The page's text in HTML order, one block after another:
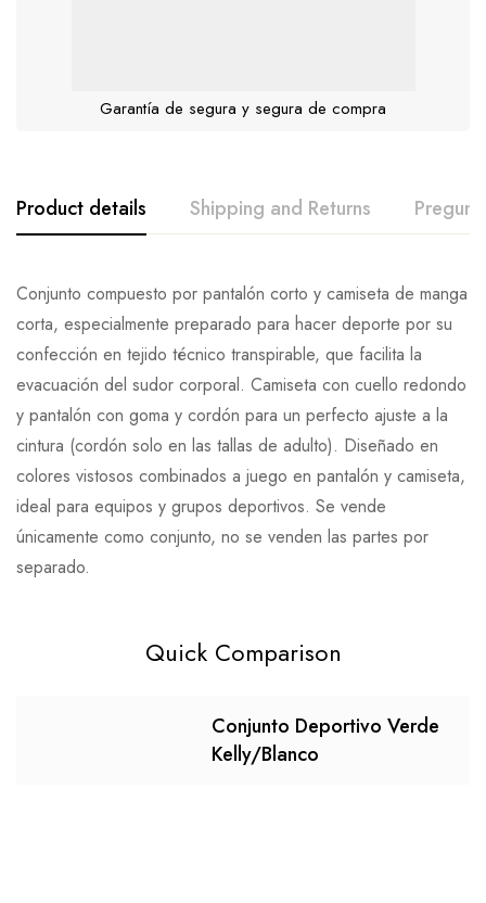
Garantía de segura y segura de compra
Product details Shipping and Returns
Conjunto compuesto por pantalón corto y camiseta de manga
corta, especialmente preparado para hacer deporte por su
confección en tejido técnico transpirable, que facilita la
evacuación del sudor corporal. Camiseta con cuello redondo
y pantalón con goma y cordón para un perfecto ajuste a la
cintura (cordón solo en las tallas de adulto). Diseñado en
colores vistosos combinados a juego en pantalón y camiseta,
ideal para equipos y grupos deportivos. Se vende
únicamente como conjunto, no se venden las partes por
separado.
Quick Comparison
Conjunto Deportivo Verde
Kelly/Blanco